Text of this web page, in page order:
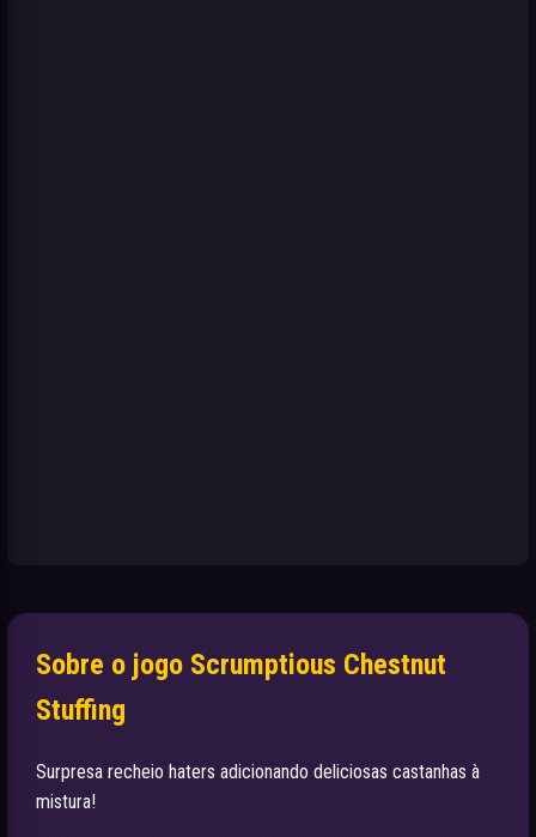
Sobre o jogo Scrumptious Chestnut
Stuffing
Surpresa recheio haters adicionando deliciosas castanhas à
mistura!